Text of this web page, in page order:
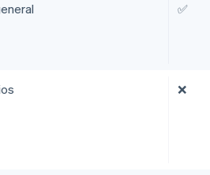
✅
❌